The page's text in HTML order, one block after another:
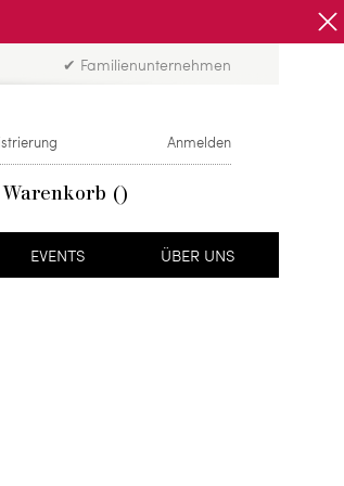
✔ Familienunternehmen
Anmelden
Warenkorb
EVENTS ÜBER UNS